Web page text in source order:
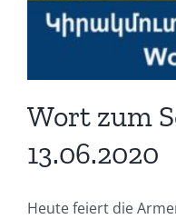
Wort zum
13.06.2020
Heute feiert die